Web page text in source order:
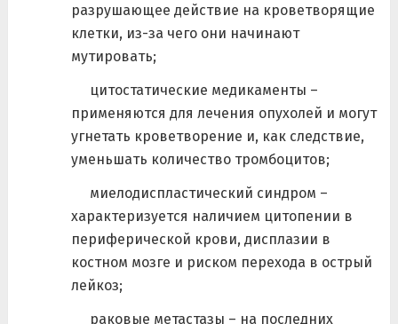
разрушающее действие на кроветворящие
клетки, из-за чего они начинают
мутировать;
цитостатические медикаменты –
применяются для лечения опухолей и могут
угнетать кроветворение и, как следствие,
уменьшать количество тромбоцитов;
миелодиспластический синдром –
характеризуется наличием цитопении в
периферической крови, дисплазии в
костном мозге и риском перехода в острый
лейкоз;
раковые метастазы – на последних